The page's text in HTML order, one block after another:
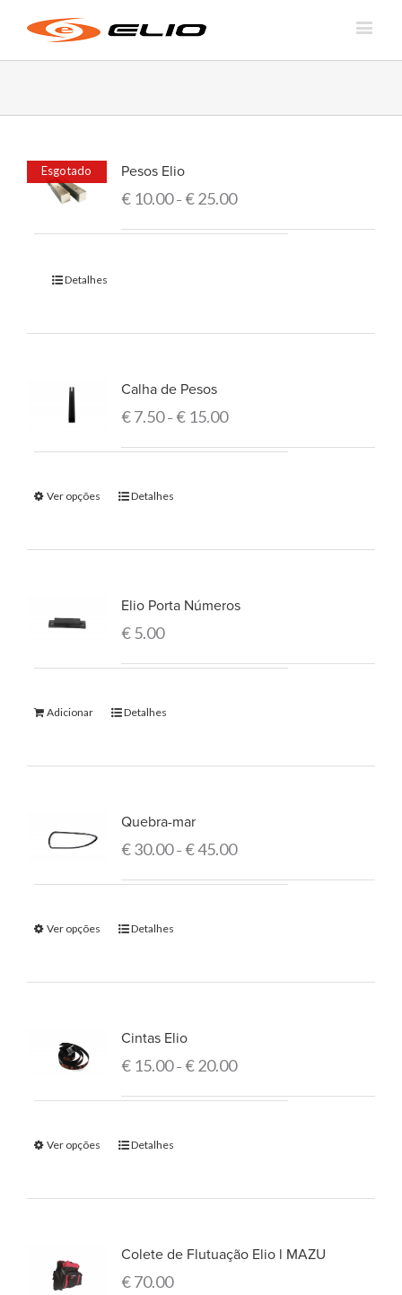
Esgotado Pesos Elio
€10.00–€25.00
Detalhes
Calha de Pesos
€7.50–€15.00
Ver opções Detalhes
Elio Porta Números
€5.00
Adicionar Detalhes
Quebra-mar
€30.00–€45.00
Ver opções Detalhes
Cintas Elio
€15.00–€20.00
Ver opções Detalhes
Colete de Flutuação Elio l MAZU
€70.00